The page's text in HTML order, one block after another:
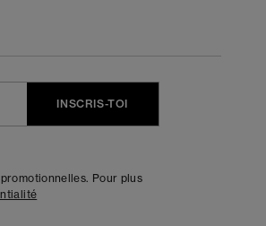
INSCRIS-TOI
Pour plus